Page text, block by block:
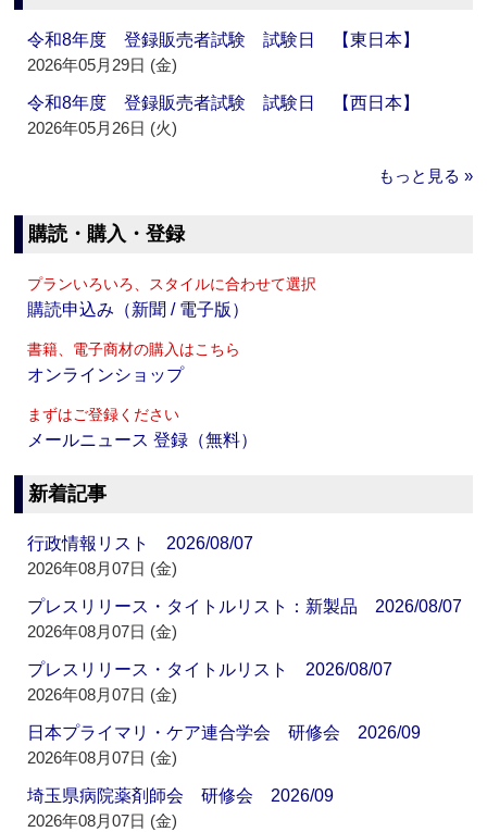
令和8年度 登録販売者試験 試験日 【東日本】
2026年05月29日 (金)
令和8年度 登録販売者試験 試験日 【西日本】
2026年05月26日 (火)
もっと見る »
購読・購入・登録
プランいろいろ、スタイルに合わせて選択
購読申込み（新聞 / 電子版）
書籍、電子商材の購入はこちら
オンラインショップ
まずはご登録ください
メールニュース 登録（無料）
新着記事
行政情報リスト 2026/08/07
2026年08月07日 (金)
プレスリリース・タイトルリスト：新製品 2026/08/07
2026年08月07日 (金)
プレスリリース・タイトルリスト 2026/08/07
2026年08月07日 (金)
日本プライマリ・ケア連合学会 研修会 2026/09
2026年08月07日 (金)
埼玉県病院薬剤師会 研修会 2026/09
2026年08月07日 (金)